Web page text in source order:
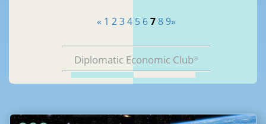
« 1 2 3 4 5 6 7 8 9»
Diplomatic Economic Club®